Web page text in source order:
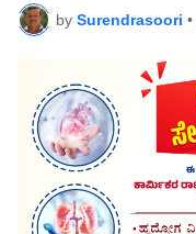
by Surendrasoori •